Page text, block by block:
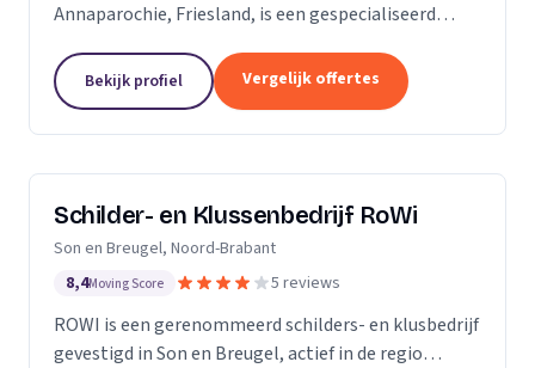
Annaparochie, Friesland, is een gespecialiseerd
teruggaat tot 2010. Wij zijn voortgekomen uit het...
Bekijk profiel Vergelijk offertes
Schilder- en Klussenbedrijf RoWi
Son en Breugel, Noord-Brabant
8,4Moving Score 5 reviews
ROWI is een gerenommeerd schilders- en klusbedrijf
gevestigd in Son en Breugel, actief in de regio